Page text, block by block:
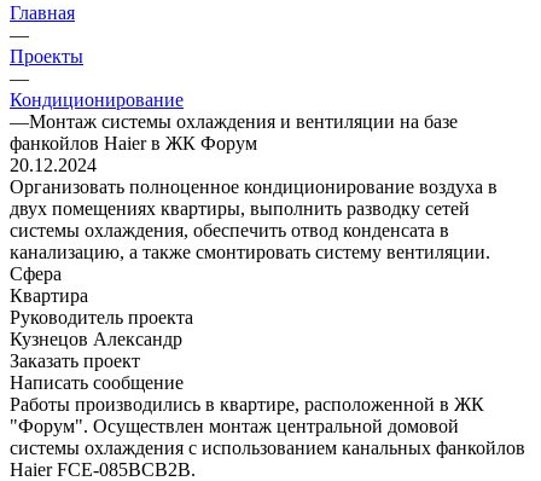
Главная
—
Проекты
—
Кондиционирование
—Монтаж системы охлаждения и вентиляции на базе
фанкойлов Haier в ЖК Форум
20.12.2024
Организовать полноценное кондиционирование воздуха в
двух помещениях квартиры, выполнить разводку сетей
системы охлаждения, обеспечить отвод конденсата в
канализацию, а также смонтировать систему вентиляции.
Сфера
Квартира
Руководитель проекта
Кузнецов Александр
Заказать проект
Написать сообщение
Работы производились в квартире, расположенной в ЖК
"Форум". Осуществлен монтаж центральной домовой
системы охлаждения с использованием канальных фанкойлов
Haier FCE-085BCB2B.